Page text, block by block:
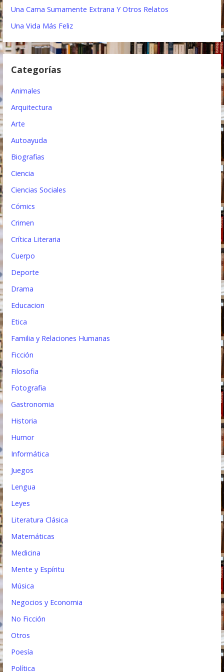
d
e
Una Cama Sumamente Extrana Y Otros Relatos
Una Vida Más Feliz
Categorías
Animales
Arquitectura
Arte
Autoayuda
Biografias
Ciencia
Ciencias Sociales
Cómics
Crimen
Crítica Literaria
Cuerpo
Deporte
Drama
Educacion
Etica
Familia y Relaciones Humanas
Ficción
Filosofia
Fotografia
Gastronomia
Historia
Humor
Informática
Juegos
Lengua
Leyes
Literatura Clásica
Matemáticas
Medicina
Mente y Espíritu
Música
Negocios y Economia
No Ficción
Otros
Poesía
Política